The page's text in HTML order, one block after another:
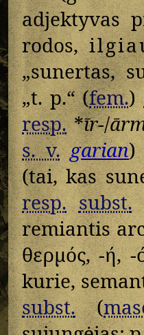
adjektyvas
rodos,
„sunertas,
„t. p.“ (fem.)
resp.*īr-/
s. v. garian
(tai, kas
resp. subst.
remiantis
θερμός, -ή,
kurie,
subst.(